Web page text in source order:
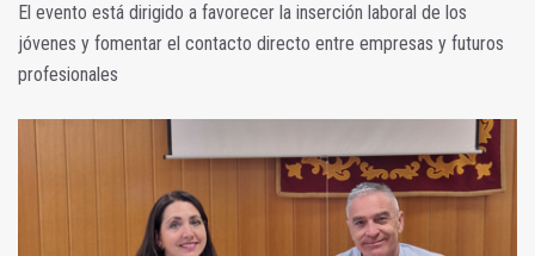
El evento está dirigido a favorecer la inserción laboral de los
jóvenes y fomentar el contacto directo entre empresas y futuros
profesionales